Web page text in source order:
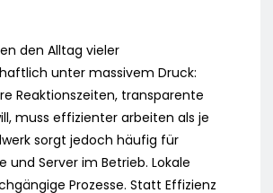
den Alltag vieler
unter massivem Druck:
Reaktionszeiten, transparente
muss effizienter arbeiten als je
sorgt jedoch häufig für
Server im Betrieb. Lokale
Prozesse. Statt Effizienz